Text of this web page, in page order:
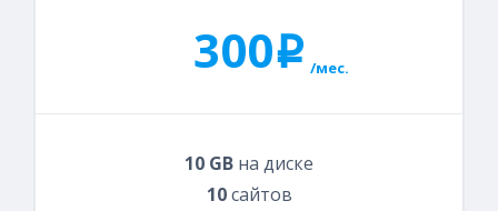
300i /мес.
10 GB на диске
10сайтов